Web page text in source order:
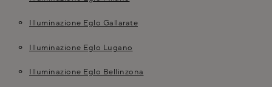
Illuminazione Eglo Gallarate
Illuminazione Eglo Lugano
Illuminazione Eglo Bellinzona